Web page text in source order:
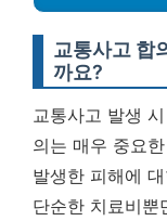
교통사고 합
까요?
교통사고 발생
의는 매우 중요
발생한 피해에
단순한 치료비뿐